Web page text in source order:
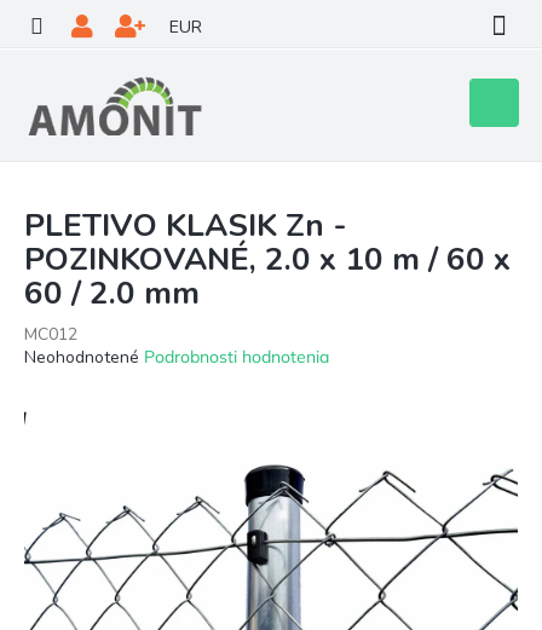
obsah
EUR
košík
PLETIVO KLASIK Zn -
POZINKOVANÉ, 2.0 x 10 m / 60 x
60 / 2.0 mm
MC012
Priemerné
je
hviezdičiek.
Neohodnotené Podrobnosti hodnotenia